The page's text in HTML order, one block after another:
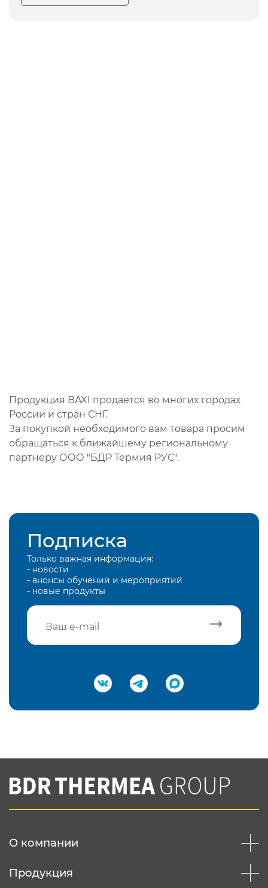
Продукция BAXI продается во многих городах
России и стран СНГ.
За покупкой необходимого вам товара просим
обращаться к ближайшему региональному
партнеру ООО "БДР Термия РУС".
Подписка
Только важная информация:
- новости
- анонсы обучений и мероприятий
- новые продукты
Подтвердить e-mail
Вы соглашаетесь с нашей политикой
конфеденциальности
О компании
Продукция